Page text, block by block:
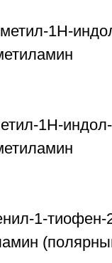
1Н-
1Н-
1-тиофен-